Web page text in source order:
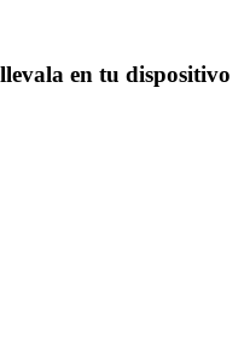
en tu dispositivo